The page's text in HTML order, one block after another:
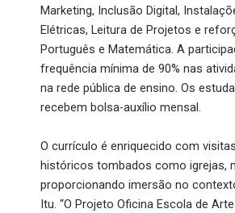
Marketing, Inclusão Digital,
Elétricas, Leitura de Projetos e
Português e Matemática. A
frequência mínima de 90% nas
na rede pública de ensino. Os
recebem bolsa-auxílio mensal.
O currículo é enriquecido com
históricos tombados como igrejas,
proporcionando imersão no
Itu. “O Projeto Oficina Escola de